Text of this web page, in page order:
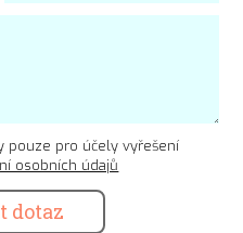
pouze pro účely vyřešení
osobních údajů
dotaz